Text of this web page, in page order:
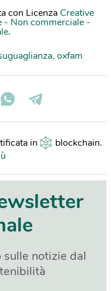
con Licenza Creative
Non commerciale -
.
, oxfam
in blockchain.
notizie dal